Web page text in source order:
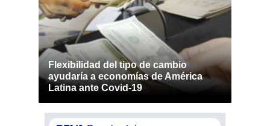
Flexibilidad del tipo de cambio
ayudaría a economías de América
Latina ante Covid-19